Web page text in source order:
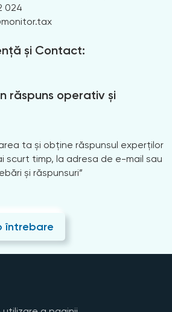
024
și Contact:
răspuns operativ și
ta și obține răspunsul experților
scurt timp, la adresa de e-mail sau
și răspunsuri”
întrebare